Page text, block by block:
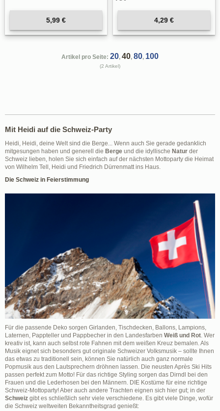
5,99 € 4,29 €
Artikel pro Seite: 20, 40, 80, 100
(2 Artikel)
Mit Heidi auf die Schweiz-Party
Heidi, Heidi, deine Welt sind die Berge... Wenn auch Sie gerade gedanklich
mitgesungen haben und generell die Berge und die idyllische Natur der
Schweiz lieben, holen Sie sich einfach auf der nächsten Mottoparty die Heimat
von Wilhelm Tell, Heidi und Friedrich Dürrenmatt ins Haus.
Die Schweiz in Feierstimmung
Für die passende Deko sorgen Girlanden, Tischdecken, Ballons, Lampions,
Laternen, Pappteller und Pappbecher in den Landesfarben Weiß und Rot. Wer
kreativ ist, kann auch selbst rote Fahnen mit dem weißen Kreuz bemalen. Als
Musik eignet sich besonders gut originale Schweizer Volksmusik – sollte Ihnen
das etwas zu traditionell sein, können Sie natürlich auch ganz normale
Popmusik aus den Lautsprechern dröhnen lassen. Die neusten Après Ski Hits
passen perfekt zum Motto! Für das richtige Styling sorgen das Dirndl bei den
Frauen und die Lederhosen bei den Männern. DIE Kostüme für eine richtige
Schweiz-Mottoparty! Aber auch andere Trachten eignen sich hier gut; in der
Schweiz gibt es schließlich sehr viele verschiedene. Es gibt viele Dinge, wofür
die Schweiz weltweiten Bekanntheitsgrad genießt: